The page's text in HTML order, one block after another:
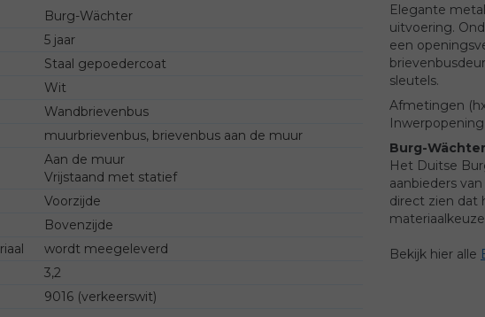
Burg-Wächter
5 jaar
Staal gepoedercoat
Wit
Wandbrievenbus
muurbrievenbus, brievenbus aan de muur
Aan de muur
Vrijstaand met statief
Voorzijde
Bovenzijde
wordt meegeleverd
3,2
9016 (verkeerswit)
Elegante
uitvoering.
een
sleutels.
Afmetingen
Inwerpopening
Burg-
Het Duitse
aanbieders
direct zien dat
Bekijk hier alle